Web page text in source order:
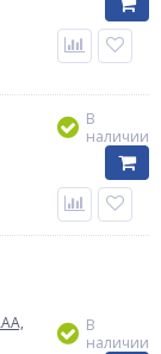
В
наличии
В
наличии